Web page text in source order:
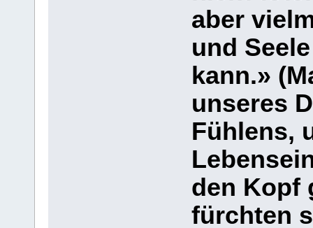
aber
und
kann.»
unseres
Fühlens,
den Kopf
fürchten